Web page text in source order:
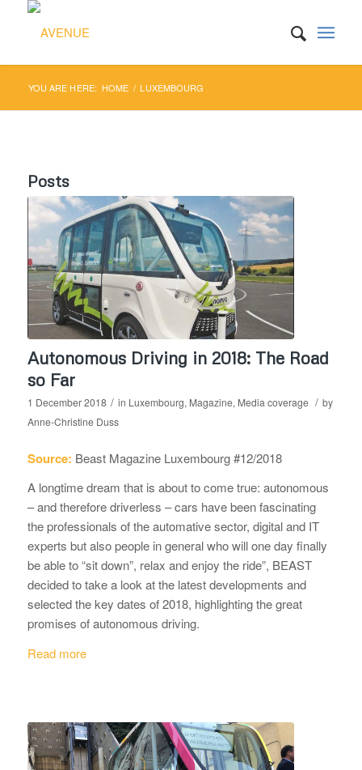
YOU ARE HERE: HOME / LUXEMBOURG
Posts
Autonomous Driving in 2018: The Road
so Far
1 December 2018 / in Luxembourg, Magazine, Media coverage / by
Anne-Christine Duss
Source: Beast Magazine Luxembourg #12/2018
A longtime dream that is about to come true: autonomous
– and therefore driverless – cars have been fascinating
the professionals of the automative sector, digital and IT
experts but also people in general who will one day finally
be able to “sit down”, relax and enjoy the ride”, BEAST
decided to take a look at the latest developments and
selected the key dates of 2018, highlighting the great
promises of autonomous driving.
Read more